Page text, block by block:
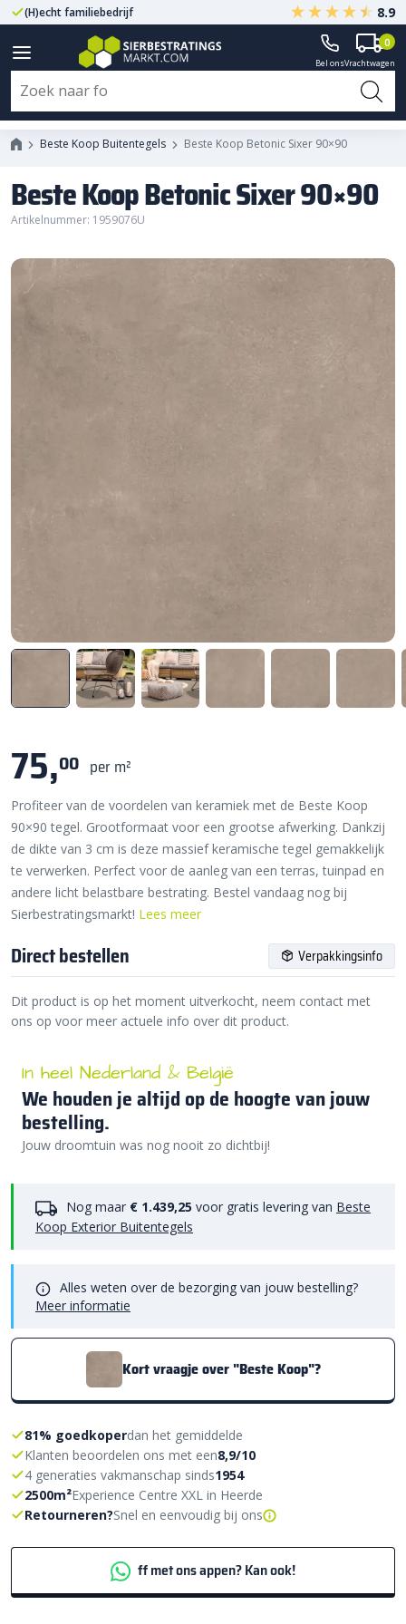
(H)echt familiebedrijf Gegarandeerd A-kwaliteit
8.9
Bel onsVrachtwagen
0
Beste Koop Buitentegels Beste Koop Betonic Sixer 90×90
Beste Koop Betonic Sixer 90×90
Artikelnummer: 1959076U
75,00 per m²
Profiteer van de voordelen van keramiek met de Beste Koop
90×90 tegel. Grootformaat voor een grootse afwerking. Dankzij
de dikte van 3 cm is deze massief keramische tegel gemakkelijk
te verwerken. Perfect voor de aanleg van een terras, tuinpad en
andere licht belastbare bestrating. Bestel vandaag nog bij
Sierbestratingsmarkt! Lees meer
Direct bestellen Verpakkingsinfo
Dit product is op het moment uitverkocht, neem contact met
ons op voor meer actuele info over dit product.
In heel Nederland & België
We houden je altijd op de hoogte van jouw
bestelling.
Jouw droomtuin was nog nooit zo dichtbij!
Nog maar € 1.439,25 voor gratis levering van Beste
Koop Exterior Buitentegels
Alles weten over de bezorging van jouw bestelling?
Meer informatie
Kort vraagje over "Beste Koop"?
81% goedkoperdan het gemiddelde
Klanten beoordelen ons met een8,9/10
4 generaties vakmanschap sinds1954
2500m²Experience Centre XXL in Heerde
Retourneren?Snel en eenvoudig bij ons
ff met ons appen? Kan ook!
Beste Koop Betonic Sixer 90x90